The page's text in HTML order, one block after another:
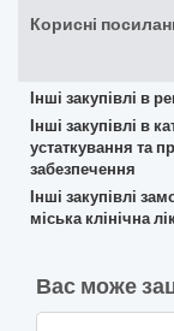
Корисні
Інші закупівлі в
Інші закупівлі в
устаткування та
забезпечення
Інші закупівлі
міська клінічна
Вас може